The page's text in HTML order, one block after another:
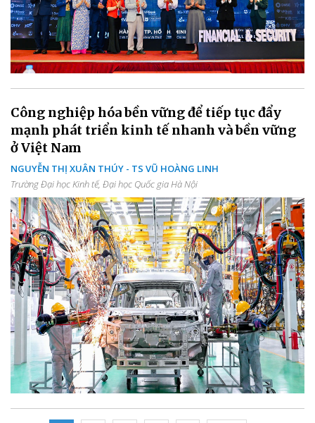
Công nghiệp hóa bền vững để tiếp tục đẩy
mạnh phát triển kinh tế nhanh và bền vững
ở Việt Nam
NGUYỄN THỊ XUÂN THÚY - TS VŨ HOÀNG LINH
Trường Đại học Kinh tế, Đại học Quốc gia Hà Nội